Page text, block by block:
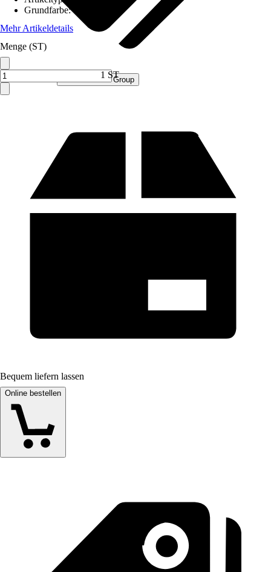
Verkauf durch: Procommerce Group
Grundfarbe:
Mehr Artikeldetails
Menge (ST)
1 ST
Bequem liefern lassen
Online bestellen